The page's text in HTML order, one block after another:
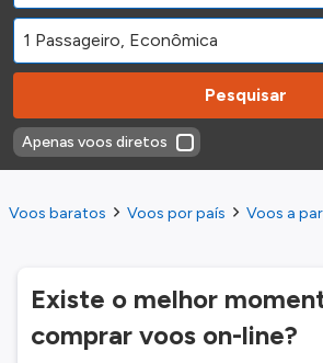
Pesquisar
Apenas voos diretos
Voos baratos Voos por país Voos a
Existe o melhor
comprar voos on-line?